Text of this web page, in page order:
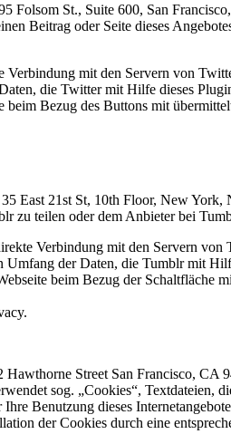
Folsom St., Suite 600, San
Beitrag oder Seite dieses
mit den Servern von
die Twitter mit Hilfe dieses
Bezug des Buttons mit
East 21st St, 10th Floor, New
zu teilen oder dem Anbieter bei
Verbindung mit den Servern
der Daten, die Tumblr mit
beim Bezug der Schaltfläche
Hawthorne Street San Francisco, CA
sog. „Cookies“, Textdateien,
Benutzung dieses
der Cookies durch eine